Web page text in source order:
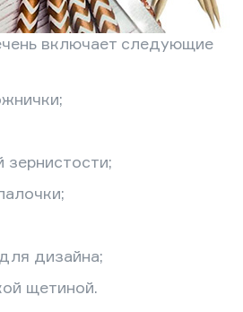
включает следующие
зернистости;
дизайна;
щетиной.